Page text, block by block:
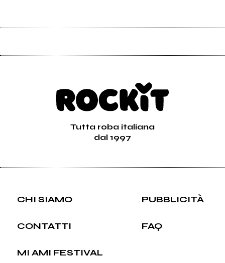
Tutta roba italiana
dal 1997
CHI SIAMO PUBBLICITÀ
CONTATTI FAQ
MI AMI FESTIVAL